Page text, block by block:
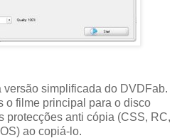
versão simplificada do DVDFab.
o filme principal para o disco
protecções anti cópia (CSS, RC,
ao copiá-lo.